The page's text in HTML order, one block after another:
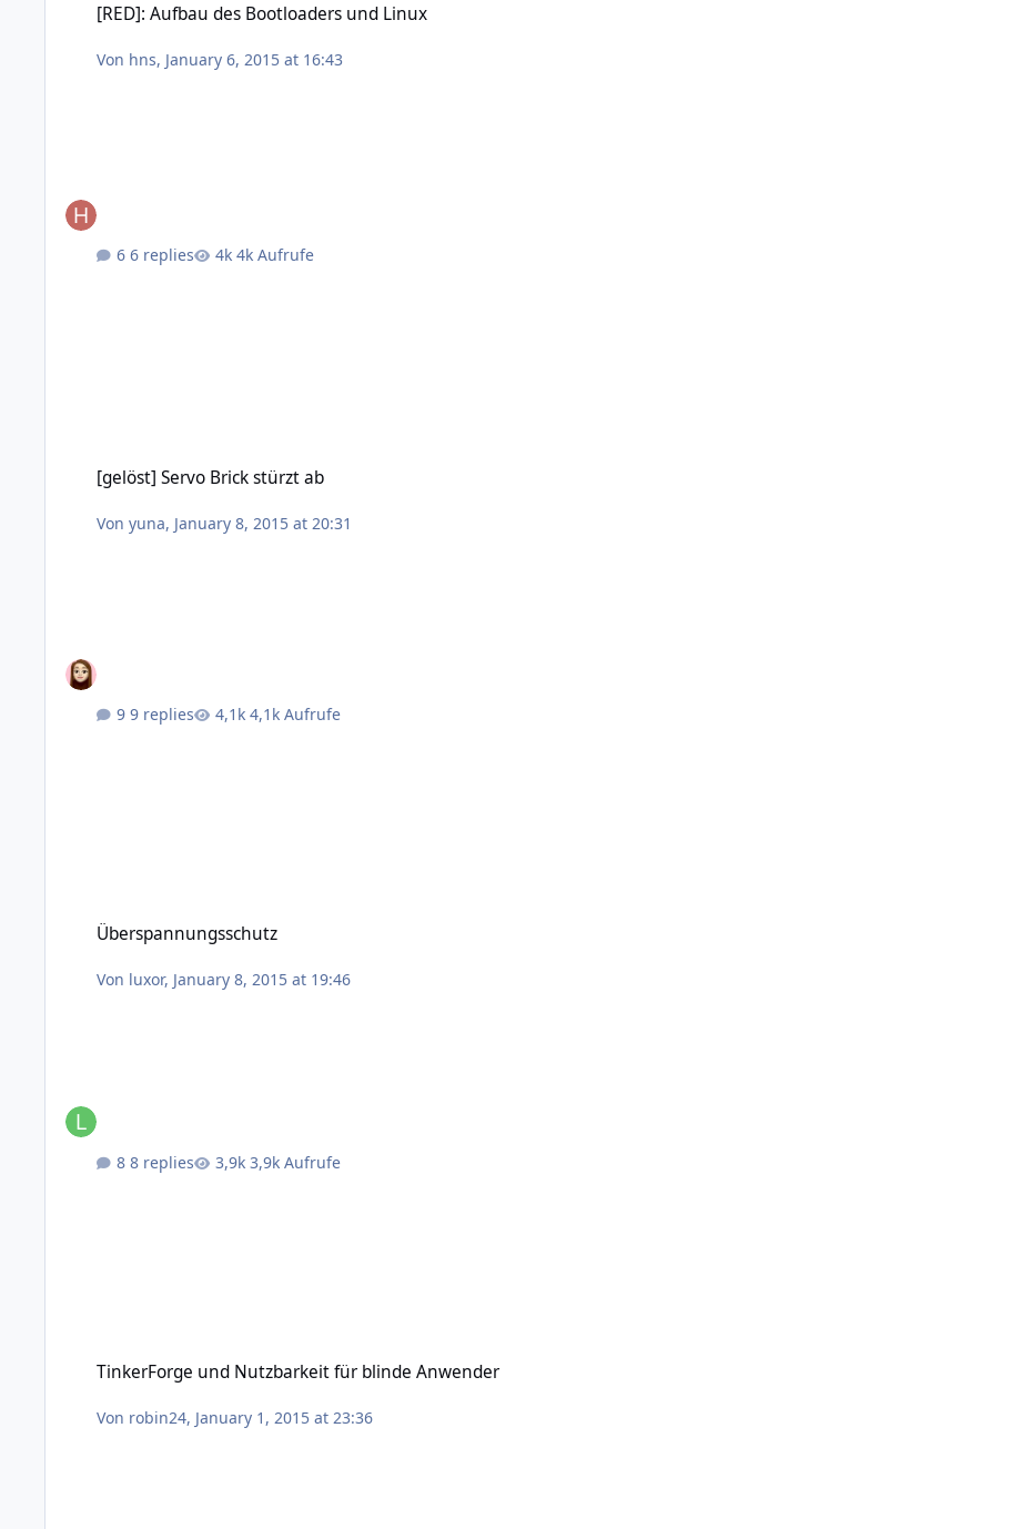
[RED]: Aufbau des Bootloaders und Linux
Von hns, January 6, 2015 at 16:43
6 replies 4k Aufrufe
[gelöst] Servo Brick stürzt ab
Vonyuna, January 8, 2015 at 20:31
9 replies 4,1k Aufrufe
Überspannungsschutz
Von luxor, January 8, 2015 at 19:46
8 replies 3,9k Aufrufe
TinkerForge und Nutzbarkeit für blinde Anwender
Von robin24, January 1, 2015 at 23:36